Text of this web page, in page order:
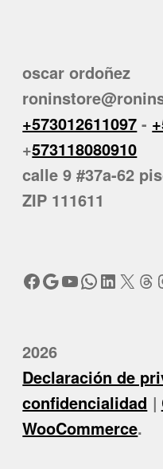
oscar ordoñez
+573012611097 -
+573118080910
calle 9 #37a-62
ZIP 111611
Facebook
Google
YouTube
X
2026
Declaración de
confidencialidad
WooCommerce.